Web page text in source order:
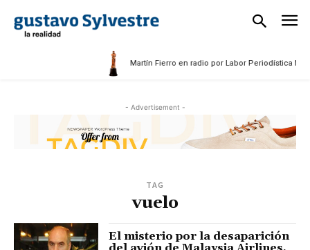
Martín Fierro en radio por Labor Periodística
- Advertisement -
TAG
vuelo
El misterio por la desaparición